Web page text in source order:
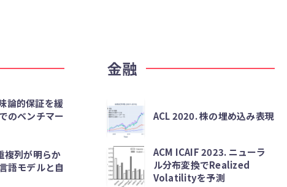
論的保証を緩
のベンチマー
列が明らか
語モデルと自
金融
ACL 2020. 株の埋め込み表現
ACM ICAIF 2023. ニューラ
ル分布変換でRealized
Volatilityを予測